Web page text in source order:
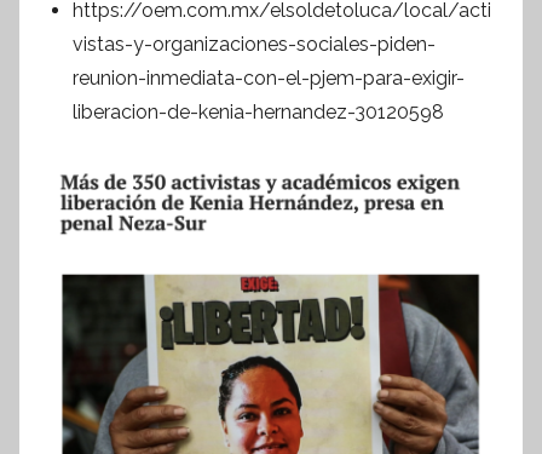
https://oem.com.mx/elsoldetoluca/local/acti
vistas-y-organizaciones-sociales-piden-
reunion-inmediata-con-el-pjem-para-exigir-
liberacion-de-kenia-hernandez-30120598